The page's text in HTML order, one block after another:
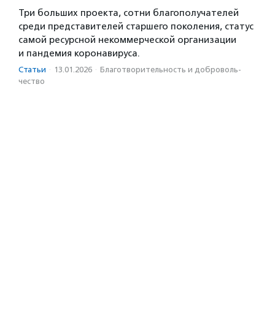
Три больших проекта, сотни благополучателей
среди представителей старшего поколения, статус
самой ресурсной некоммерческой организации
и пандемия коронавируса.
Статьи · 13.01.2026 · Благотвори­тель­ность и доброволь­
чест­во